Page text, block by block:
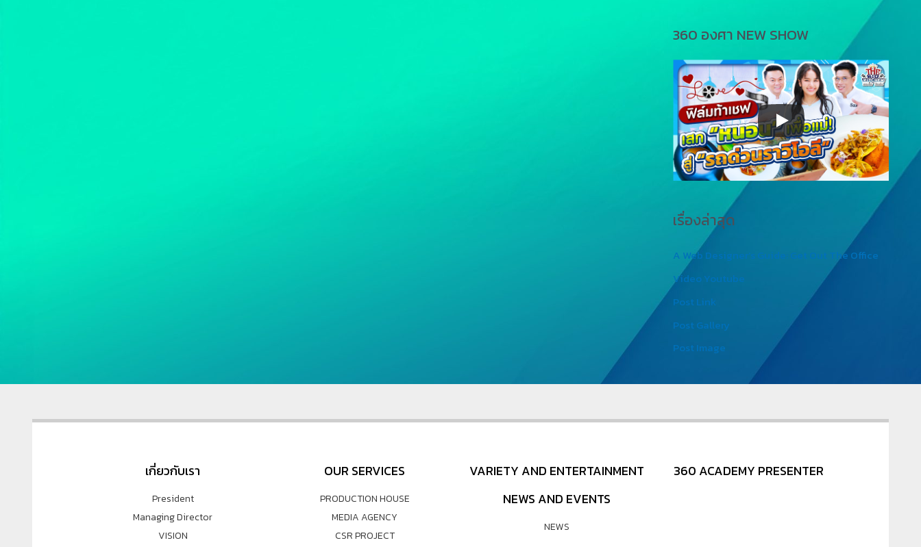
360 องศา NEW SHOW
เรื่องล่าสุด
A Web Designer’s Guide: Get Out The Office
Video Youtube
Post Link
Post Gallery
Post Image
เกี่ยวกับเรา
President
Managing Director
VISION
OUR SERVICES
PRODUCTION HOUSE
MEDIA AGENCY
CSR PROJECT
VARIETY AND ENTERTAINMENT
NEWS AND EVENTS
NEWS
360 ACADEMY PRESENTER